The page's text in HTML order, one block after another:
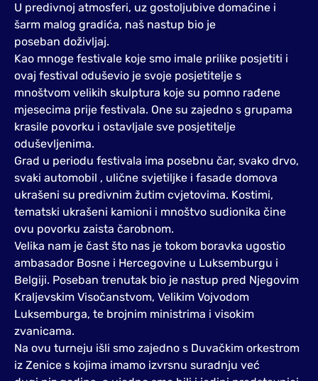
U predivnoj atmosferi, uz gostoljubive domaćine i
šarm malog gradića, naš nastup bio je
poseban doživljaj.
Kao mnoge festivale koje smo imale prilike posjetiti i
ovaj festival oduševio je svoje posjetitelje s
mnoštvom velikih skulptura koje su pomno rađene
mjesecima prije festivala. One su zajedno s grupama
krasile povorku i ostavljale sve posjetitelje
oduševljenima.
Grad u periodu festivala ima posebnu čar, svako drvo,
svaki automobil , ulične svjetiljke i fasade domova
ukrašeni su predivnim žutim cvjetovima. Kostimi,
tematski ukrašeni kamioni i mnoštvo sudionika čine
ovu povorku zaista čarobnom.
Velika nam je čast što nas je tokom boravka ugostio
ambasador Bosne i Hercegovine u Luksemburgu i
Belgiji. Poseban trenutak bio je nastup pred Njegovim
Kraljevskim Visočanstvom, Velikim Vojvodom
Luksemburga, te brojnim ministrima i visokim
zvanicama.
Na ovu turneju išli smo zajedno s Duvačkim orkestrom
iz Zenice s kojima imamo izvrsnu suradnju već